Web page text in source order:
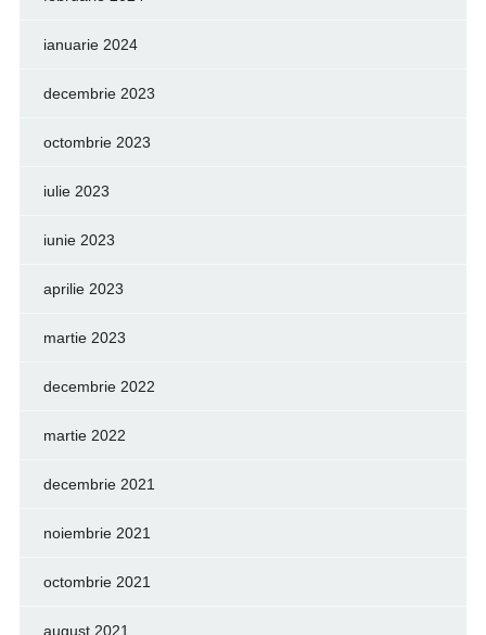
ianuarie 2024
decembrie 2023
octombrie 2023
iulie 2023
iunie 2023
aprilie 2023
martie 2023
decembrie 2022
martie 2022
decembrie 2021
noiembrie 2021
octombrie 2021
august 2021